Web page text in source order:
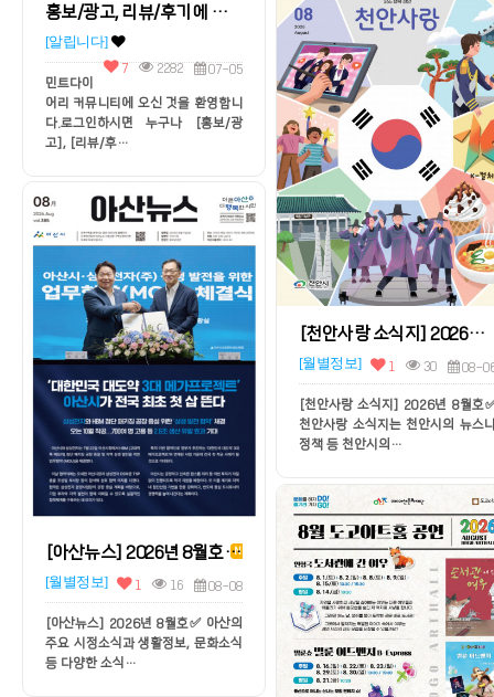
홍보/광고, 리뷰/후기에 글을 남기실 수 있습니다 H
[알립니다]
7 2282
07-05
민트다이
어리 커뮤니티에 오신 것을 환영합니
다.로그인하시면 누구나 [홍보/광
고], [리뷰/후…
[아산뉴스] 2026년 8월호
N
[월별정보] 1 16 08-08
[아산뉴스] 2026년 8월호✅ 아산의
주요 시정소식과 생활정보, 문화소식
등 다양한 소식…
[천안사랑 소식지] 2026년 8월호
[월별정보] 1 30 08-
[천안사랑 소식지] 2026년 8월호
천안사랑 소식지는 천안시의 뉴스
정책 등 천안시의…